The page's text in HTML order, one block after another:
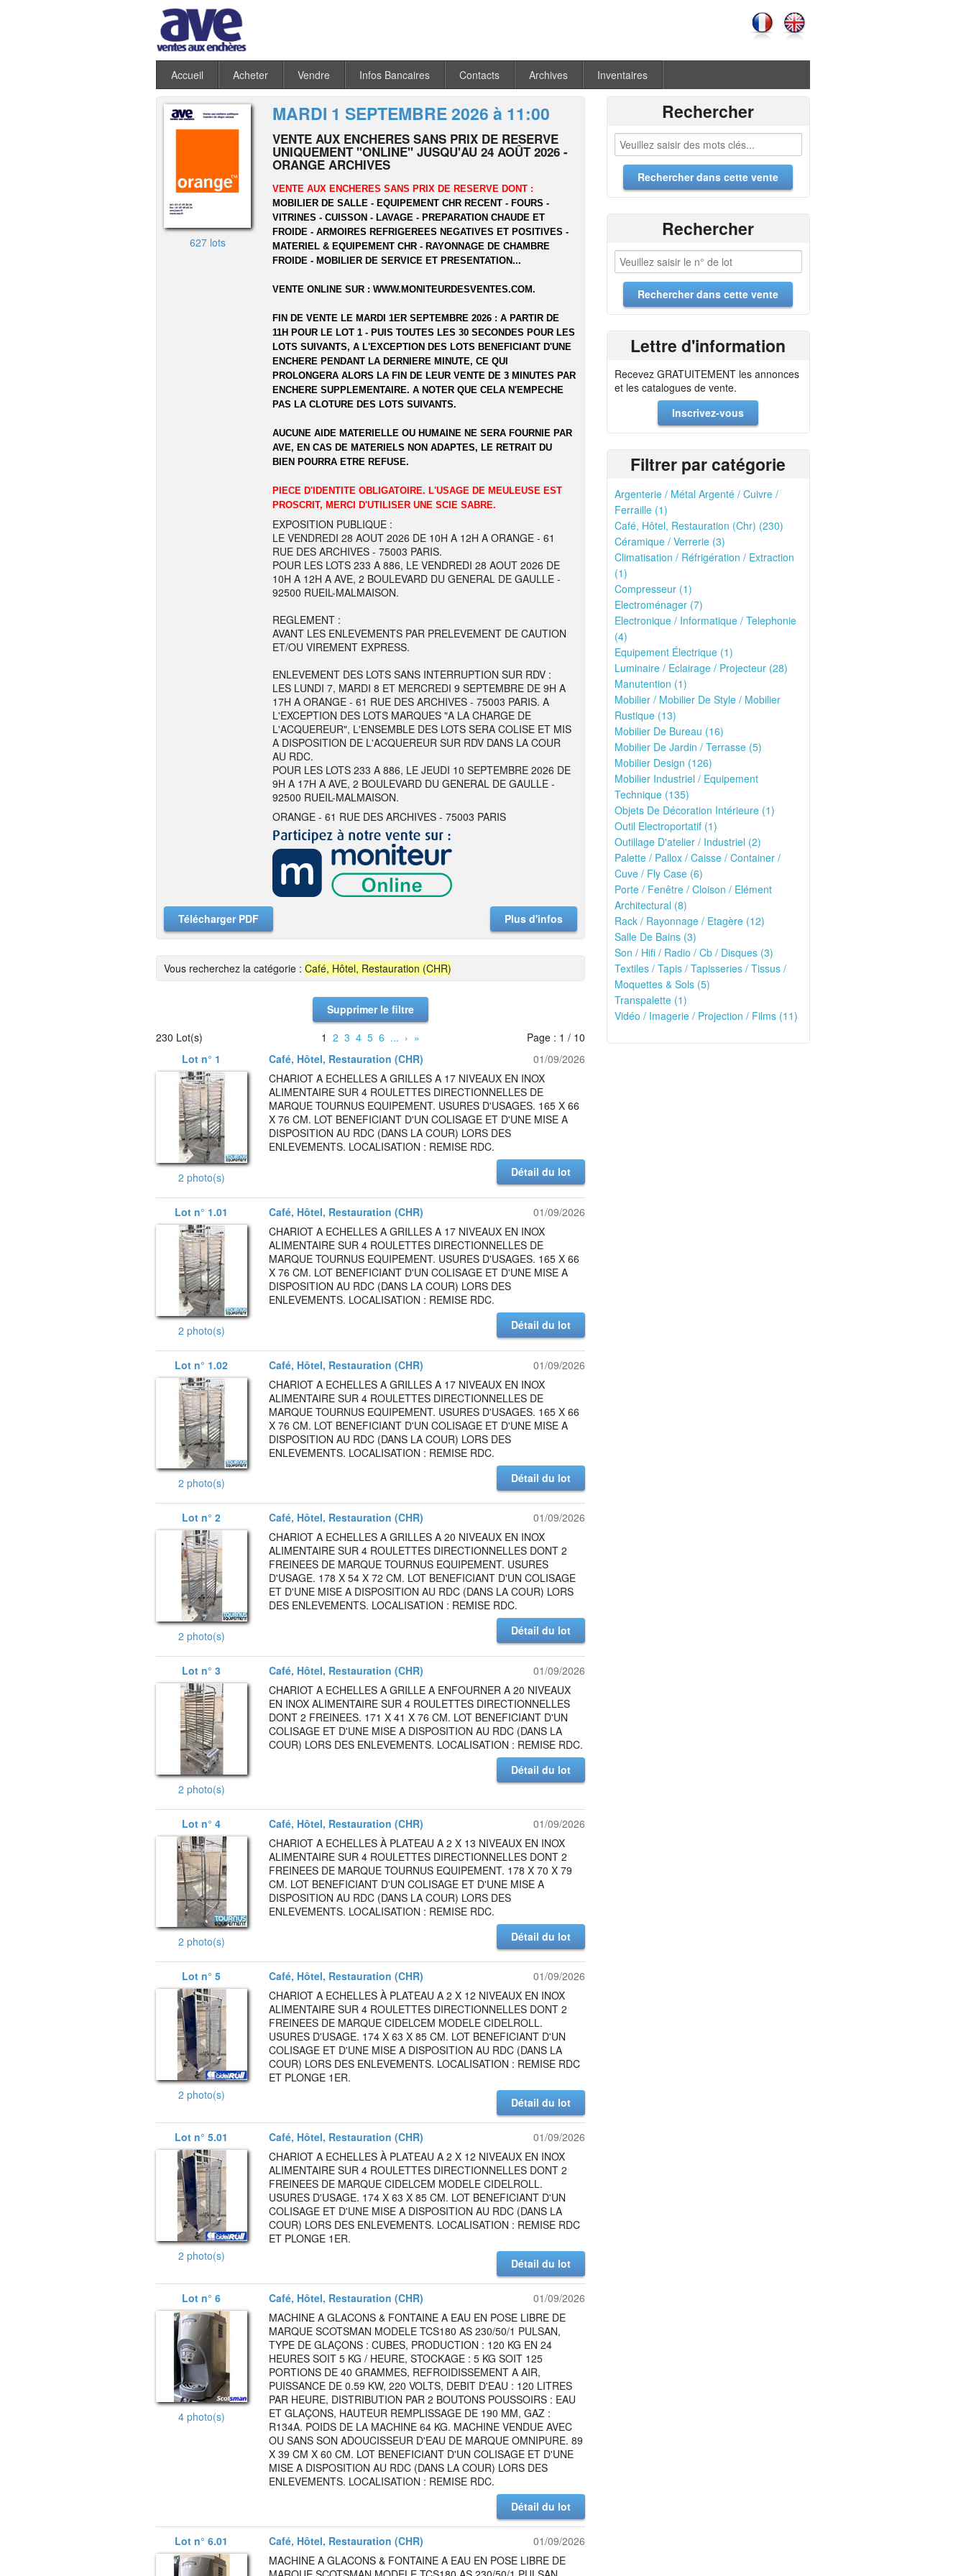
Accueil Acheter Vendre Infos Bancaires Contacts Archives Inventaires
627 lots
MARDI 1 SEPTEMBRE 2026 à 11:00
VENTE AUX ENCHERES SANS PRIX DE RESERVE
UNIQUEMENT "ONLINE" JUSQU'AU 24 AOÛT 2026 -
ORANGE ARCHIVES
VENTE AUX ENCHERES SANS PRIX DE RESERVE DONT :
MOBILIER DE SALLE - EQUIPEMENT CHR RECENT - FOURS -
VITRINES - CUISSON - LAVAGE - PREPARATION CHAUDE ET
FROIDE - ARMOIRES REFRIGEREES NEGATIVES ET POSITIVES -
MATERIEL & EQUIPEMENT CHR - RAYONNAGE DE CHAMBRE
FROIDE - MOBILIER DE SERVICE ET PRESENTATION...
VENTE ONLINE SUR :WWW.MONITEURDESVENTES.COM.
FIN DE VENTE LE MARDI 1ER SEPTEMBRE 2026 : A PARTIR DE
11H POUR LE LOT 1 - PUIS TOUTES LES 30 SECONDES POUR LES
LOTS SUIVANTS, A L'EXCEPTION DES LOTS BENEFICIANT D'UNE
ENCHERE PENDANT LA DERNIERE MINUTE, CE QUI
PROLONGERA ALORS LA FIN DE LEUR VENTE DE 3 MINUTES PAR
ENCHERE SUPPLEMENTAIRE. A NOTER QUE CELA N'EMPECHE
PAS LA CLOTURE DES LOTS SUIVANTS.
AUCUNE AIDE MATERIELLE OU HUMAINE NE SERA FOURNIE PAR
AVE, EN CAS DE MATERIELS NON ADAPTES, LE RETRAIT DU
BIEN POURRA ETRE REFUSE.
PIECE D'IDENTITE OBLIGATOIRE. L'USAGE DE MEULEUSE EST
PROSCRIT, MERCI D'UTILISER UNE SCIE SABRE.
EXPOSITION PUBLIQUE :
LE VENDREDI 28 AOUT 2026 DE 10H A 12H A ORANGE - 61
RUE DES ARCHIVES - 75003 PARIS.
POUR LES LOTS 233 A 886, LE VENDREDI 28 AOUT 2026 DE
10H A 12H A AVE, 2 BOULEVARD DU GENERAL DE GAULLE -
92500 RUEIL-MALMAISON.
REGLEMENT :
AVANT LES ENLEVEMENTS PAR PRELEVEMENT DE CAUTION
ET/OU VIREMENT EXPRESS.
ENLEVEMENT DES LOTS SANS INTERRUPTION SUR RDV :
LES LUNDI 7, MARDI 8 ET MERCREDI 9 SEPTEMBRE DE 9H A
17H A ORANGE - 61 RUE DES ARCHIVES - 75003 PARIS. A
L'EXCEPTION DES LOTS MARQUES "A LA CHARGE DE
L'ACQUEREUR", L'ENSEMBLE DES LOTS SERA COLISE ET MIS
A DISPOSITION DE L'ACQUEREUR SUR RDV DANS LA COUR
AU RDC.
POUR LES LOTS 233 A 886, LE JEUDI 10 SEPTEMBRE 2026 DE
9H A 17H A AVE, 2 BOULEVARD DU GENERAL DE GAULLE -
92500 RUEIL-MALMAISON.
ORANGE - 61 RUE DES ARCHIVES - 75003 PARIS
Télécharger PDF Plus d'infos
Vous recherchez la catégorie : Café, Hôtel, Restauration (CHR)
Supprimer le filtre
230 Lot(s)
1 2 3 4 5 6 ... › »
Page : 1 / 10
Lot n° 1
Café, Hôtel, Restauration (CHR) 01/09/2026
2 photo(s)
CHARIOT A ECHELLES A GRILLES A 17 NIVEAUX EN INOX
ALIMENTAIRE SUR 4 ROULETTES DIRECTIONNELLES DE
MARQUE TOURNUS EQUIPEMENT. USURES D'USAGES. 165 X 66
X 76 CM. LOT BENEFICIANT D'UN COLISAGE ET D'UNE MISE A
DISPOSITION AU RDC (DANS LA COUR) LORS DES
ENLEVEMENTS. LOCALISATION : REMISE RDC.
Détail du lot
Lot n° 1.01 Café, Hôtel, Restauration (CHR) 01/09/2026
2 photo(s)
CHARIOT A ECHELLES A GRILLES A 17 NIVEAUX EN INOX
ALIMENTAIRE SUR 4 ROULETTES DIRECTIONNELLES DE
MARQUE TOURNUS EQUIPEMENT. USURES D'USAGES. 165 X 66
X 76 CM. LOT BENEFICIANT D'UN COLISAGE ET D'UNE MISE A
DISPOSITION AU RDC (DANS LA COUR) LORS DES
ENLEVEMENTS. LOCALISATION : REMISE RDC.
Détail du lot
Lot n° 1.02 Café, Hôtel, Restauration (CHR) 01/09/2026
2 photo(s)
CHARIOT A ECHELLES A GRILLES A 17 NIVEAUX EN INOX
ALIMENTAIRE SUR 4 ROULETTES DIRECTIONNELLES DE
MARQUE TOURNUS EQUIPEMENT. USURES D'USAGES. 165 X 66
X 76 CM. LOT BENEFICIANT D'UN COLISAGE ET D'UNE MISE A
DISPOSITION AU RDC (DANS LA COUR) LORS DES
ENLEVEMENTS. LOCALISATION : REMISE RDC.
Détail du lot
Lot n° 2 Café, Hôtel, Restauration (CHR) 01/09/2026
2 photo(s)
CHARIOT A ECHELLES A GRILLES A 20 NIVEAUX EN INOX
ALIMENTAIRE SUR 4 ROULETTES DIRECTIONNELLES DONT 2
FREINEES DE MARQUE TOURNUS EQUIPEMENT. USURES
D'USAGE. 178 X 54 X 72 CM. LOT BENEFICIANT D'UN COLISAGE
ET D'UNE MISE A DISPOSITION AU RDC (DANS LA COUR) LORS
DES ENLEVEMENTS. LOCALISATION : REMISE RDC.
Détail du lot
Lot n° 3 Café, Hôtel, Restauration (CHR) 01/09/2026
2 photo(s)
CHARIOT A ECHELLES A GRILLE A ENFOURNER A 20 NIVEAUX
EN INOX ALIMENTAIRE SUR 4 ROULETTES DIRECTIONNELLES
DONT 2 FREINEES. 171 X 41 X 76 CM. LOT BENEFICIANT D'UN
COLISAGE ET D'UNE MISE A DISPOSITION AU RDC (DANS LA
COUR) LORS DES ENLEVEMENTS. LOCALISATION : REMISE RDC.
Détail du lot
Lot n° 4 Café, Hôtel, Restauration (CHR) 01/09/2026
2 photo(s)
CHARIOT A ECHELLES À PLATEAU A 2 X 13 NIVEAUX EN INOX
ALIMENTAIRE SUR 4 ROULETTES DIRECTIONNELLES DONT 2
FREINEES DE MARQUE TOURNUS EQUIPEMENT. 178 X 70 X 79
CM. LOT BENEFICIANT D'UN COLISAGE ET D'UNE MISE A
DISPOSITION AU RDC (DANS LA COUR) LORS DES
ENLEVEMENTS. LOCALISATION : REMISE RDC.
Détail du lot
Lot n° 5 Café, Hôtel, Restauration (CHR) 01/09/2026
2 photo(s)
CHARIOT A ECHELLES À PLATEAU A 2 X 12 NIVEAUX EN INOX
ALIMENTAIRE SUR 4 ROULETTES DIRECTIONNELLES DONT 2
FREINEES DE MARQUE CIDELCEM MODELE CIDELROLL.
USURES D'USAGE. 174 X 63 X 85 CM. LOT BENEFICIANT D'UN
COLISAGE ET D'UNE MISE A DISPOSITION AU RDC (DANS LA
COUR) LORS DES ENLEVEMENTS. LOCALISATION : REMISE RDC
ET PLONGE 1ER.
Détail du lot
Lot n° 5.01 Café, Hôtel, Restauration (CHR) 01/09/2026
2 photo(s)
CHARIOT A ECHELLES À PLATEAU A 2 X 12 NIVEAUX EN INOX
ALIMENTAIRE SUR 4 ROULETTES DIRECTIONNELLES DONT 2
FREINEES DE MARQUE CIDELCEM MODELE CIDELROLL.
USURES D'USAGE. 174 X 63 X 85 CM. LOT BENEFICIANT D'UN
COLISAGE ET D'UNE MISE A DISPOSITION AU RDC (DANS LA
COUR) LORS DES ENLEVEMENTS. LOCALISATION : REMISE RDC
ET PLONGE 1ER.
Détail du lot
Lot n° 6 Café, Hôtel, Restauration (CHR) 01/09/2026
4 photo(s)
MACHINE A GLACONS & FONTAINE A EAU EN POSE LIBRE DE
MARQUE SCOTSMAN MODELE TCS180 AS 230/50/1 PULSAN,
TYPE DE GLAÇONS : CUBES, PRODUCTION : 120 KG EN 24
HEURES SOIT 5 KG / HEURE, STOCKAGE : 5 KG SOIT 125
PORTIONS DE 40 GRAMMES, REFROIDISSEMENT A AIR,
PUISSANCE DE 0.59 KW, 220 VOLTS, DEBIT D'EAU : 120 LITRES
PAR HEURE, DISTRIBUTION PAR 2 BOUTONS POUSSOIRS : EAU
ET GLAÇONS, HAUTEUR REMPLISSAGE DE 190 MM, GAZ :
R134A. POIDS DE LA MACHINE 64 KG. MACHINE VENDUE AVEC
OU SANS SON ADOUCISSEUR D'EAU DE MARQUE OMNIPURE. 89
X 39 CM X 60 CM. LOT BENEFICIANT D'UN COLISAGE ET D'UNE
MISE A DISPOSITION AU RDC (DANS LA COUR) LORS DES
ENLEVEMENTS. LOCALISATION : REMISE RDC.
Détail du lot
Lot n° 6.01 Café, Hôtel, Restauration (CHR)
01/09/2026
MACHINE A GLACONS & FONTAINE A EAU EN POSE LIBRE DE
Rechercher
Rechercher
Lettre d'information
Recevez GRATUITEMENT les annonces
et les catalogues de vente.
Inscrivez-vous
Filtrer par catégorie
Argenterie / Métal Argenté / Cuivre /
Ferraille (1)
Café, Hôtel, Restauration (Chr) (230)
Céramique / Verrerie (3)
Climatisation / Réfrigération / Extraction
(1)
Compresseur (1)
Electroménager (7)
Electronique / Informatique / Telephonie
(4)
Equipement Électrique (1)
Luminaire / Eclairage / Projecteur (28)
Manutention (1)
Mobilier / Mobilier De Style / Mobilier
Rustique (13)
Mobilier De Bureau (16)
Mobilier De Jardin / Terrasse (5)
Mobilier Design (126)
Mobilier Industriel / Equipement
Technique (135)
Objets De Décoration Intérieure (1)
Outil Electroportatif (1)
Outillage D'atelier / Industriel (2)
Palette / Pallox / Caisse / Container /
Cuve / Fly Case (6)
Porte / Fenêtre / Cloison / Elément
Architectural (8)
Rack / Rayonnage / Etagère (12)
Salle De Bains (3)
Son / Hifi / Radio / Cb / Disques (3)
Textiles / Tapis / Tapisseries / Tissus /
Moquettes & Sols (5)
Transpalette (1)
Vidéo / Imagerie / Projection / Films (11)